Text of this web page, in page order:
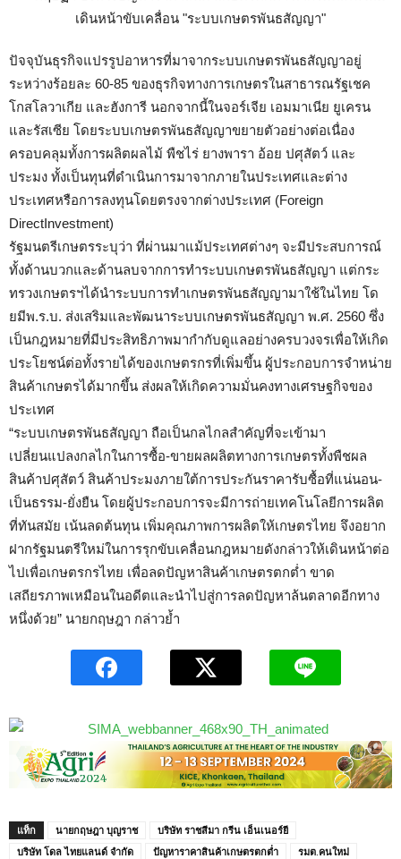
ปัจจุบันธุรกิจแปรรูปอาหารที่มาจากระบบเกษตรพันธสัญญาอยู่
ระหว่างร้อยละ 60-85 ของธุรกิจทางการเกษตรในสาธารณรัฐเชค
โกสโลวาเกีย และฮังการี นอกจากนี้ในจอร์เจีย เอมมาเนีย ยูเครน
และรัสเซีย โดยระบบเกษตรพันธสัญญาขยายตัวอย่างต่อเนื่อง
ครอบคลุมทั้งการผลิตผลไม้ พืชไร่ ยางพารา อ้อย ปศุสัตว์ และ
ประมง ทั้งเป็นทุนที่ดำเนินการมาจากภายในประเทศและต่าง
ประเทศหรือการลงทุนโดยตรงจากต่างประเทศ (Foreign
DirectInvestment)
รัฐมนตรีเกษตรระบุว่า ที่ผ่านมาแม้ประเทศต่างๆ จะมีประสบการณ์
ทั้งด้านบวกและด้านลบจากการทำระบบเกษตรพันธสัญญา แต่กระ
ทรวงเกษตรฯได้นำระบบการทำเกษตรพันธสัญญามาใช้ในไทย โด
ยมีพ.ร.บ. ส่งเสริมและพัฒนาระบบเกษตรพันธสัญญา พ.ศ. 2560 ซึ่ง
เป็นกฎหมายที่มีประสิทธิภาพมากำกับดูแลอย่างครบวงจรเพื่อให้เกิด
ประโยชน์ต่อทั้งรายได้ของเกษตรกรที่เพิ่มขึ้น ผู้ประกอบการจำหน่าย
สินค้าเกษตรได้มากขึ้น ส่งผลให้เกิดความมั่นคงทางเศรษฐกิจของ
ประเทศ
“ระบบเกษตรพันธสัญญา ถือเป็นกลไกลสำคัญที่จะเข้ามา
เปลี่ยนแปลงกลไกในการซื้อ-ขายผลผลิตทางการเกษตรทั้งพืชผล
สินค้าปศุสัตว์ สินค้าประมงภายใต้การประกันราคารับซื้อที่แน่นอน-
เป็นธรรม-ยั่งยืน โดยผู้ประกอบการจะมีการถ่ายเทคโนโลยีการผลิต
ที่ทันสมัย เน้นลดต้นทุน เพิ่มคุณภาพการผลิตให้เกษตรไทย จึงอยาก
ฝากรัฐมนตรีใหม่ในการรุกขับเคลื่อนกฎหมายดังกล่าวให้เดินหน้าต่อ
ไปเพื่อเกษตรกรไทย เพื่อลดปัญหาสินค้าเกษตรตกต่ำ ขาด
เสถียรภาพเหมือนในอดีตและนำไปสู่การลดปัญหาล้นตลาดอีกทาง
หนึ่งด้วย” นายกฤษฎา กล่าวย้ำ
แท็ก นายกฤษฎา บุญราช
บริษัท ราชสีมา กรีน เอ็นเนอร์ยี
บริษัท โดล ไทยแลนด์ จำกัด
ปัญหาราคาสินค้าเกษตรตกต่ำ
รมต.คนใหม่